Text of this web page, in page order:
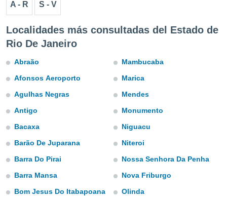
para
la
calidad.
a este
y
forma
digital
basada
permite
contenido
ACEPTAR
A - R S - V
Localidades más consultadas del Estado de
Rio De Janeiro
Abraão
Afonsos Aeroporto
Agulhas Negras
Antigo
Bacaxa
Barão De Juparana
Barra Do Pirai
Barra Mansa
Bom Jesus Do Itabapoana
Mambucaba
Marica
Mendes
Monumento
Niguacu
Niteroi
Nossa Senhora Da Penha
Nova Friburgo
Olinda